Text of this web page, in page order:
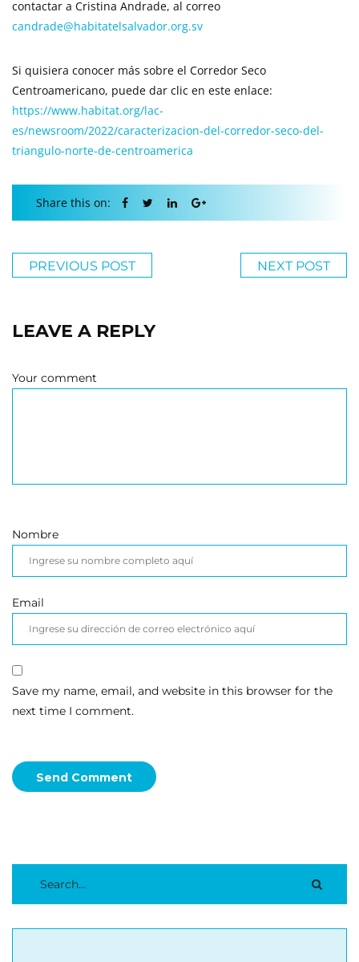
contactar a Cristina Andrade, al correo
candrade@habitatelsalvador.org.sv
Si quisiera conocer más sobre el Corredor Seco
Centroamericano, puede dar clic en este enlace:
https://www.habitat.org/lac-
es/newsroom/2022/caracterizacion-del-corredor-seco-del-
triangulo-norte-de-centroamerica
Share this on:
PREVIOUS POST NEXT POST
LEAVE A REPLY
Your comment
Nombre
Email
Save my name, email, and website in this browser for the
next time I comment.
Send Comment